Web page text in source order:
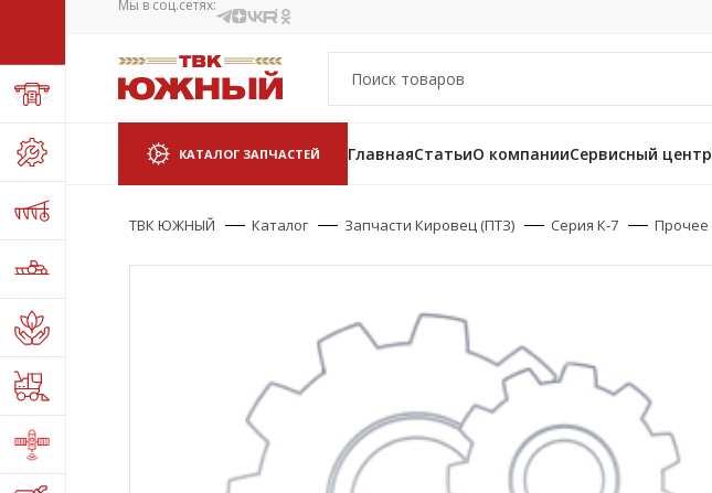
Мы в соц.сетях:
КАТАЛОГ ЗАПЧАСТЕЙ ГлавнаяСтатьиО компанииСервисный центр
ТВК ЮЖНЫЙ Каталог Запчасти Кировец (ПТЗ) Серия К-7 Прочее